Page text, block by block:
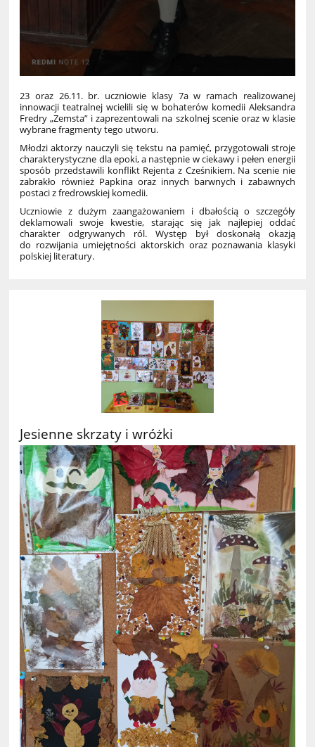
23 oraz 26.11. br. uczniowie klasy 7a w ramach realizowanej
innowacji teatralnej wcielili się w bohaterów komedii Aleksandra
Fredry „Zemsta” i zaprezentowali na szkolnej scenie oraz w klasie
wybrane fragmenty tego utworu.
Młodzi aktorzy nauczyli się tekstu na pamięć, przygotowali stroje
charakterystyczne dla epoki, a następnie w ciekawy i pełen energii
sposób przedstawili konflikt Rejenta z Cześnikiem. Na scenie nie
zabrakło również Papkina oraz innych barwnych i zabawnych
postaci z fredrowskiej komedii.
Uczniowie z dużym zaangażowaniem i dbałością o szczegóły
deklamowali swoje kwestie, starając się jak najlepiej oddać
charakter odgrywanych ról. Występ był doskonałą okazją
do rozwijania umiejętności aktorskich oraz poznawania klasyki
polskiej literatury.
Jesienne skrzaty i wróżki